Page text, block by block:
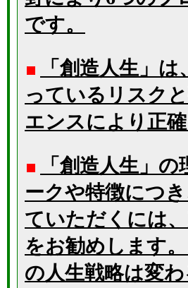
です。
「創造人生」
っているリスク
エンスにより正
「創造人生」
ークや特徴につ
ていただくには
をお勧めします
の人生戦略は変